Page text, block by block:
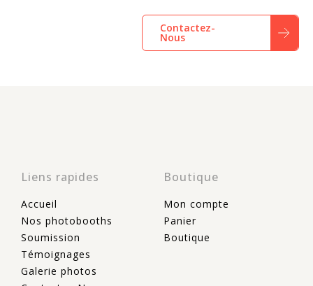
Contactez-
Nous
Liens rapides
Accueil
Nos photobooths
Soumission
Témoignages
Galerie photos
Boutique
Mon compte
Panier
Boutique